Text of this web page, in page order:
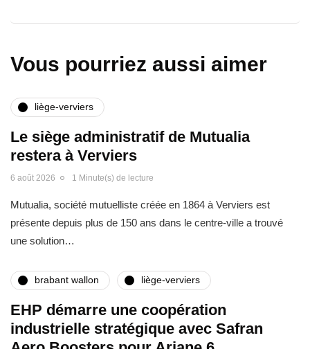
Vous pourriez aussi aimer
liège-verviers
Le siège administratif de Mutualia
restera à Verviers
6 août 2026 1 Minute(s) de lecture
Mutualia, société mutuelliste créée en 1864 à Verviers est
présente depuis plus de 150 ans dans le centre-ville a trouvé
une solution…
brabant wallon liège-verviers
EHP démarre une coopération
industrielle stratégique avec Safran